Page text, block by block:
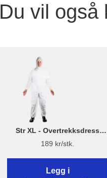
Du vil også
Str XL - Overtrekksdress
Engangs - Bluestar
189 kr/stk.
Legg i